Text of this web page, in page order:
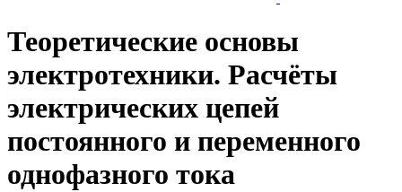
Теоретические основы
электротехники. Расчёты
электрических цепей
постоянного и переменного
однофазного тока